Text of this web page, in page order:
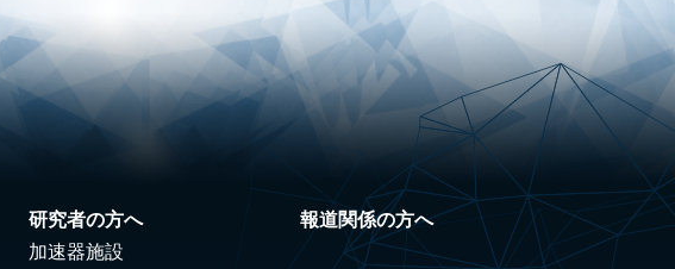
研究者の方へ
加速器施設
報道関係の方へ